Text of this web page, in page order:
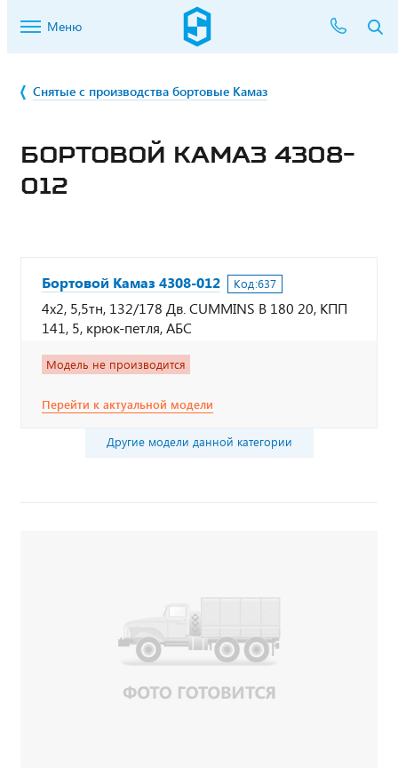
Меню
Снятые с производства бортовые Камаз
БОРТОВОЙ КАМАЗ 4308-
012
Бортовой Камаз 4308-012 Код:637
4х2, 5,5тн, 132/178 Дв. CUMMINS B 180 20, КПП
141, 5, крюк-петля, АБС
Модель не производится
Перейти к актуальной модели
Другие модели данной категории